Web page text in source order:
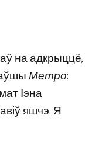
на адкрыццё,
Метро:
Іэна
яшчэ. Я